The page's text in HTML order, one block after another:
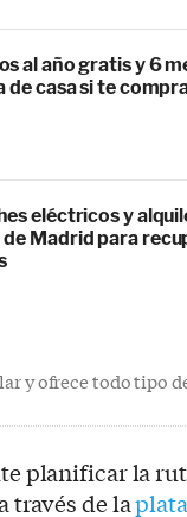
al año gratis y 6
de casa si te
eléctricos y
Madrid para
y ofrece todo tipo
planificar la
través de la